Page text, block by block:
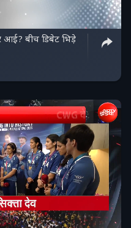
आई? बीच डिबेट भिड़े